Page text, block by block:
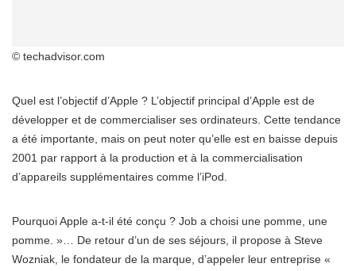
© techadvisor.com
Quel est l’objectif d’Apple ? L’objectif principal d’Apple est de
développer et de commercialiser ses ordinateurs. Cette tendance
a été importante, mais on peut noter qu’elle est en baisse depuis
2001 par rapport à la production et à la commercialisation
d’appareils supplémentaires comme l’iPod.
Pourquoi Apple a-t-il été conçu ? Job a choisi une pomme, une
pomme. »… De retour d’un de ses séjours, il propose à Steve
Wozniak, le fondateur de la marque, d’appeler leur entreprise «